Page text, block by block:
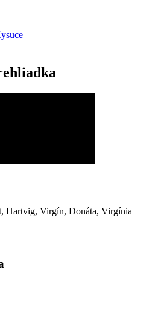
Hartvig, Virgín, Donáta, Virgínia